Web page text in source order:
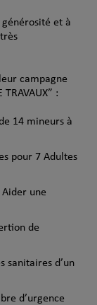
et à
campagne
:
14 mineurs à
pour 7 Adultes
Aider une
de
sanitaires d’un
d’urgence